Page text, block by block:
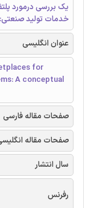
خدمات تولید
عنوان انگلیسی
for
A conceptual
صفحات مقاله فارسی
صفحات مقاله
سال انتشار
رفرنس